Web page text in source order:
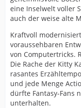
eine Inselwelt voller
auch der weise alte
Kraftvoll
voraussehbaren
von Computertricks.
Die Rache der Kitty
rasantes
und jede Menge
dürfte Fantasy-Fans
unterhalten.